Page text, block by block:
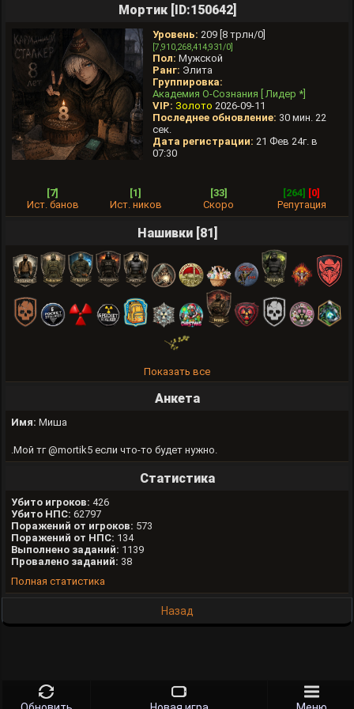
Мортик [ID:150642]
Уровень: 209 [8 трлн/0]
[7,910,268,414,931/0]
Пол: Мужской
Ранг: Элита
Группировка:
Академия О-Сознания [ Лидер *]
VIP: Золото 2026-09-11
Последнее обновление: 30 мин. 22
сек.
Дата регистрации: 21 Фев 24г. в
07:30
[7]
Ист. банов
[1]
Ист. ников
[33]
Скоро
[264] [0]
Репутация
Нашивки [81]
Показать все
Анкета
Имя: Миша
.Мой тг @mortik5 если что-то будет нужно.
Статистика
Убито игроков: 426
Убито НПС: 62797
Поражений от игроков: 573
Поражений от НПС: 134
Выполнено заданий: 1139
Провалено заданий: 38
Полная статистика
Назад